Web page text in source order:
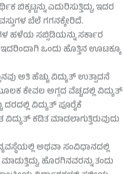
ಎದುರಿಸುತ್ತಿದ್ದು, ಇದರ
ಬೆಲೆ ಗಗನಕ್ಕೇರಿದೆ.
ಹಳೆಯ ಸಬ್ಸಿಡಿಯನ್ನು ಸರ್ಕಾರ
ಒಂದು ಹೊತ್ತಿನ ಊಟಕ್ಕೂ
ಅತಿ ಹೆಚ್ಚು ವಿದ್ಯುತ್ ಉತ್ಪಾದನೆ
ಕೇವಲ ಅಗ್ಗದ ವೆಚ್ಚದಲ್ಲಿ ವಿದ್ಯುತ್
ವಿದ್ಯುತ್ ಪೂರೈಕೆ
ಕಡಿತ ಮಾಡಲಾಗುತ್ತಿರುವುದು
ಅಥವಾ ಸಂವಿಧಾನದಲ್ಲಿ
ಹೊರಗಿನವರನ್ನು ತಂದು